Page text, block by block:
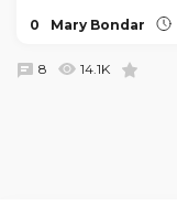
0 Mary Bondar
8 14.1K